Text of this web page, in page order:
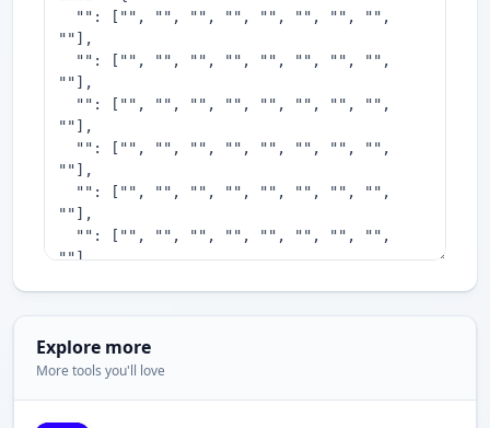
Explore more
More tools you'll love